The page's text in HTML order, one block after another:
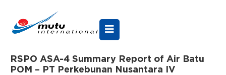
RSPO ASA-4 Summary Report of Air Batu
POM – PT Perkebunan Nusantara IV